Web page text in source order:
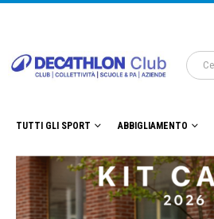
TUTTI GLI SPORT ABBIGLIAMENTO